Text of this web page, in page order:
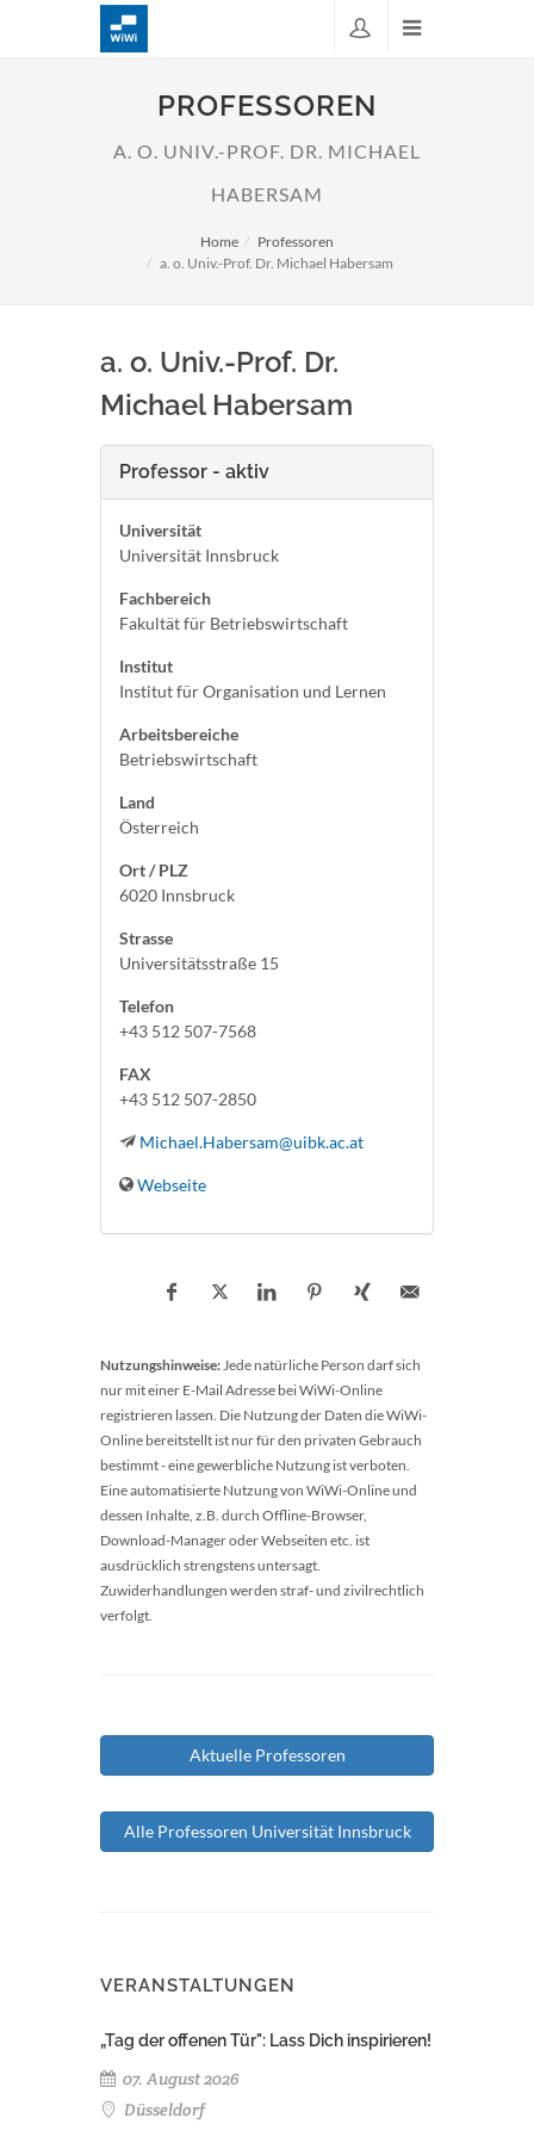
PROFESSOREN
A. O. UNIV.-PROF. DR. MICHAEL
HABERSAM
Home
Professoren
a. o. Univ.-Prof. Dr. Michael Habersam
a. o. Univ.-Prof. Dr.
Michael Habersam
Professor - aktiv
Universität
Universität Innsbruck
Fachbereich
Fakultät für Betriebswirtschaft
Institut
Institut für Organisation und Lernen
Arbeitsbereiche
Betriebswirtschaft
Land
Österreich
Ort / PLZ
6020 Innsbruck
Strasse
Universitätsstraße 15
Telefon
+43 512 507-7568
FAX
+43 512 507-2850
Michael.Habersam@uibk.ac.at
Webseite
Nutzungshinweise:Jede natürliche Person darf sich
nur mit einer E-Mail Adresse bei WiWi-Online
registrieren lassen. Die Nutzung der Daten die WiWi-
Online bereitstellt ist nur für den privaten Gebrauch
bestimmt - eine gewerbliche Nutzung ist verboten.
Eine automatisierte Nutzung von WiWi-Online und
dessen Inhalte, z.B. durch Offline-Browser,
Download-Manager oder Webseiten etc. ist
ausdrücklich strengstens untersagt.
Zuwiderhandlungen werden straf- und zivilrechtlich
verfolgt.
Aktuelle Professoren
Alle Professoren Universität Innsbruck
VERANSTALTUNGEN
„Tag der offenen Tür": Lass Dich inspirieren!
07. August 2026
Düsseldorf